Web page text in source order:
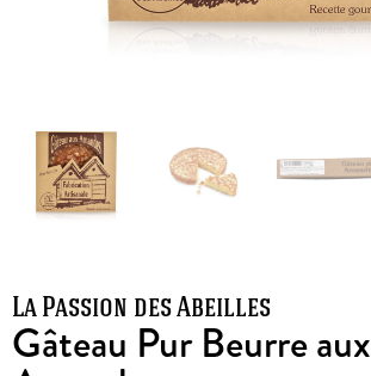
La Passion des Abeilles
Gâteau Pur Beurre aux